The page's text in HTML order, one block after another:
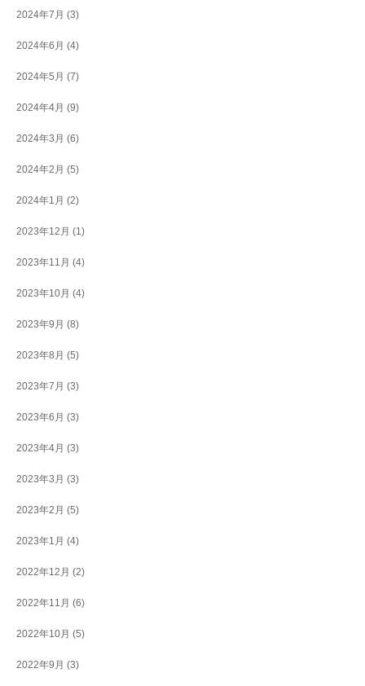
2024年7月 (3)
2024年6月 (4)
2024年5月 (7)
2024年4月 (9)
2024年3月 (6)
2024年2月 (5)
2024年1月 (2)
2023年12月 (1)
2023年11月 (4)
2023年10月 (4)
2023年9月 (8)
2023年8月 (5)
2023年7月 (3)
2023年6月 (3)
2023年4月 (3)
2023年3月 (3)
2023年2月 (5)
2023年1月 (4)
2022年12月 (2)
2022年11月 (6)
2022年10月 (5)
2022年9月 (3)